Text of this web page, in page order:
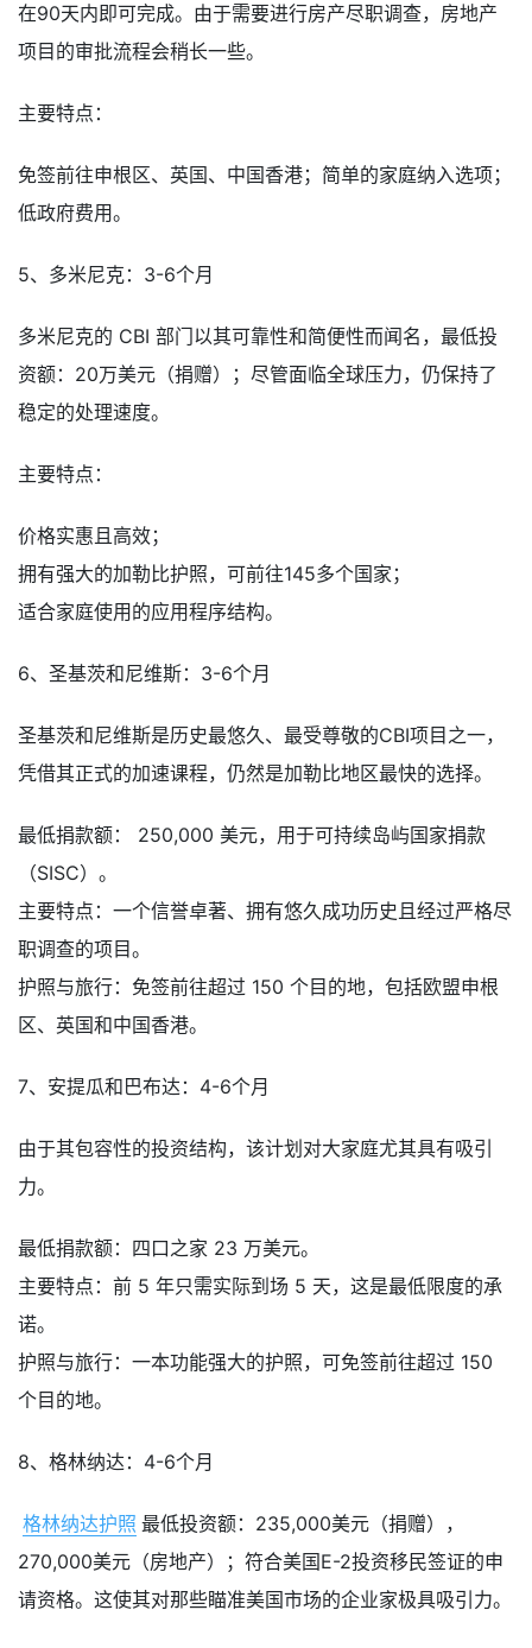
在90天内即可完成。由于需要进行房产尽职调查，房地产
项目的审批流程会稍长一些。
主要特点：
免签前往申根区、英国、中国香港；简单的家庭纳入选项；
低政府费用。
5、多米尼克：3-6个月
多米尼克的 CBI 部门以其可靠性和简便性而闻名，最低投
资额：20万美元（捐赠）；尽管面临全球压力，仍保持了
稳定的处理速度。
主要特点：
价格实惠且高效；
拥有强大的加勒比护照，可前往145多个国家；
适合家庭使用的应用程序结构。
6、圣基茨和尼维斯：3-6个月
圣基茨和尼维斯是历史最悠久、最受尊敬的CBI项目之一，
凭借其正式的加速课程，仍然是加勒比地区最快的选择。
最低捐款额： 250,000 美元，用于可持续岛屿国家捐款
（SISC）。
主要特点：一个信誉卓著、拥有悠久成功历史且经过严格尽
职调查的项目。
护照与旅行：免签前往超过 150 个目的地，包括欧盟申根
区、英国和中国香港。
7、安提瓜和巴布达：4-6个月
由于其包容性的投资结构，该计划对大家庭尤其具有吸引
力。
最低捐款额：四口之家 23 万美元。
主要特点：前 5 年只需实际到场 5 天，这是最低限度的承
诺。
护照与旅行：一本功能强大的护照，可免签前往超过 150
个目的地。
8、格林纳达：4-6个月
格林纳达护照 最低投资额：235,000美元（捐赠），
270,000美元（房地产）；符合美国E-2投资移民签证的申
请资格。这使其对那些瞄准美国市场的企业家极具吸引力。